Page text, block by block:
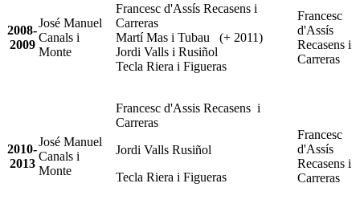
2008-
2009
José Manuel
Canals i
Monte
Francesc d'Assís Recasens i
Carreras
Martí Mas i Tubau (+ 2011)
Jordi Valls i Rusiñol
Tecla Riera i Figueras
Francesc
d'Assís
Recasens i
Carreras
2010-
2013
José Manuel
Canals i
Monte
Francesc d'Assis Recasens i
Carreras
Jordi Valls Rusiñol
Tecla Riera i Figueras
Francesc
d'Assís
Recasens i
Carreras